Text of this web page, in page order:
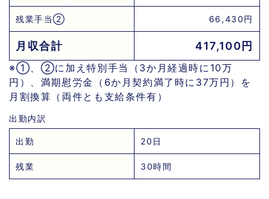
残業手当② 66,430円
月収合計 417,100円
※①、②に加え特別手当（3か月経過時に10万
円）、満期慰労金（6か月契約満了時に37万円）を
月割換算（両件とも支給条件有）
出勤内訳
出勤 20日
残業 30時間